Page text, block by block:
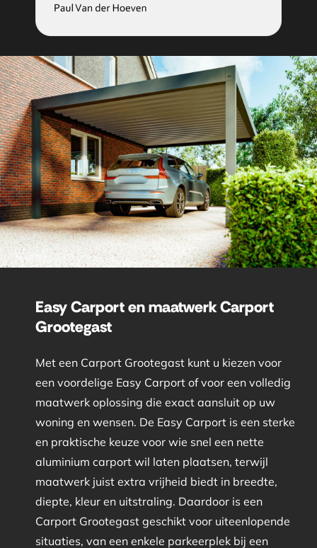
Easy Carport en maatwerk Carport
Grootegast
Met een Carport Grootegast kunt u kiezen voor
een voordelige Easy Carport of voor een volledig
maatwerk oplossing die exact aansluit op uw
woning en wensen. De Easy Carport is een sterke
en praktische keuze voor wie snel een nette
aluminium carport wil laten plaatsen, terwijl
maatwerk juist extra vrijheid biedt in breedte,
diepte, kleur en uitstraling. Daardoor is een
Carport Grootegast geschikt voor uiteenlopende
situaties, van een enkele parkeerplek bij een